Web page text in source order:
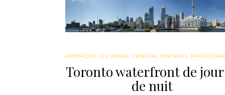
AMÉRIQUE DU NORD, CANADA, ONTARIO,
Toronto waterfront de
de nuit